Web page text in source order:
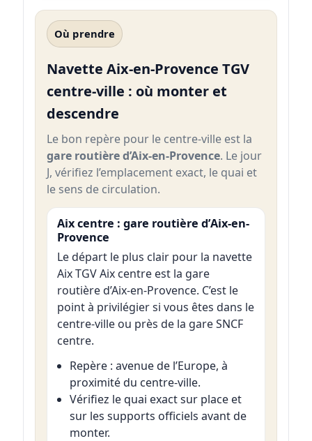
Où prendre
Navette Aix-en-Provence TGV
centre-ville : où monter et
descendre
Le bon repère pour le centre-ville est la
gare routière d’Aix-en-Provence. Le jour
J, vérifiez l’emplacement exact, le quai et
le sens de circulation.
Aix centre : gare routière d’Aix-en-
Provence
Le départ le plus clair pour la navette
Aix TGV Aix centre est la gare
routière d’Aix-en-Provence. C’est le
point à privilégier si vous êtes dans le
centre-ville ou près de la gare SNCF
centre.
Repère : avenue de l’Europe, à
proximité du centre-ville.
Vérifiez le quai exact sur place et
sur les supports officiels avant de
monter.